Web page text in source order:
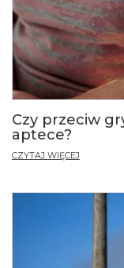
Czy przeciw
aptece?
CZYTAJ WIĘCEJ